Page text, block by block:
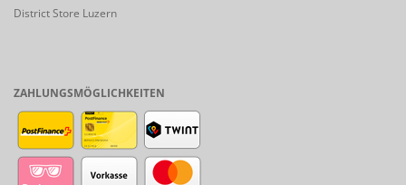
District Store Luzern
ZAHLUNGSMÖGLICHKEITEN